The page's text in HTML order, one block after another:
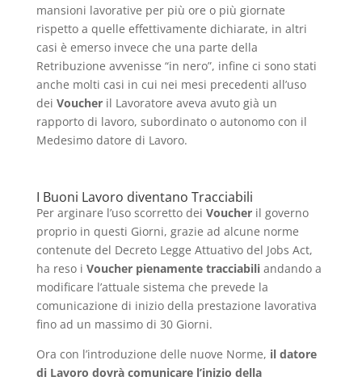
mansioni lavorative per più ore o più giornate
rispetto a quelle effettivamente dichiarate, in altri
casi è emerso invece che una parte della
Retribuzione avvenisse “in nero”, infine ci sono stati
anche molti casi in cui nei mesi precedenti all’uso
dei Voucheril Lavoratore aveva avuto già un
rapporto di lavoro, subordinato o autonomo con il
Medesimo datore di Lavoro.
I Buoni Lavoro diventano Tracciabili
Per arginare l’uso scorretto dei Voucheril governo
proprio in questi Giorni, grazie ad alcune norme
contenute del Decreto Legge Attuativo del Jobs Act,
ha reso i Voucher pienamente tracciabiliandando a
modificare l’attuale sistema che prevede la
comunicazione di inizio della prestazione lavorativa
fino ad un massimo di 30 Giorni.
Ora con l’introduzione delle nuove Norme, il datore
di Lavoro dovrà comunicare l’inizio della